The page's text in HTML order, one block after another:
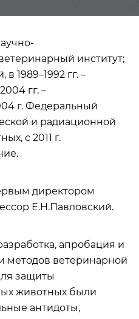
институт;
в 1989–1992 гг. –
гг. –
г. Федеральный
и радиационной
с 2011 г.
директором
Е.Н.Павловский.
апробация и
методов ветеринарной
защиты
животных были
антидоты,